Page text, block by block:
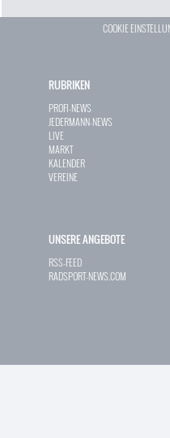
COOKIE
RUBRIKEN
PROFI-NEWS
JEDERMANN-NEWS
LIVE
MARKT
KALENDER
VEREINE
UNSERE ANGEBOTE
RSS-FEED
RADSPORT-NEWS.COM